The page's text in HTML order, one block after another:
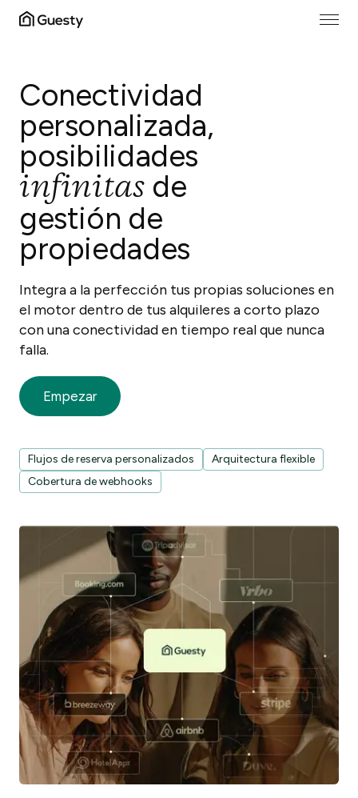
Flujos de reserva personalizados
Arquitectura flexible
Cobertura de webhooks
Conectividad
personalizada,
posibilidades
infinitas de
gestión de
propiedades
Integra a la perfección tus propias soluciones en
el motor dentro de tus alquileres a corto plazo
con una conectividad en tiempo real que nunca
falla.
Empezar